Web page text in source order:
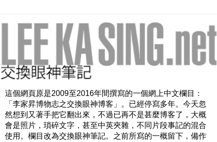
這個網頁原是2009至2016年間撰寫的一個網上中文欄目：
「李家昇博物志之交換眼神博客」。已經停寫多年。今天忽
然想到又著手把它翻出來，不過已再不是甚麼博客了，大概
會是照片，瑣碎文字，甚至中英夾雜，不同片段事記的混合
使用。欄目改為交換眼神筆記。之前所寫的一概留下，備作